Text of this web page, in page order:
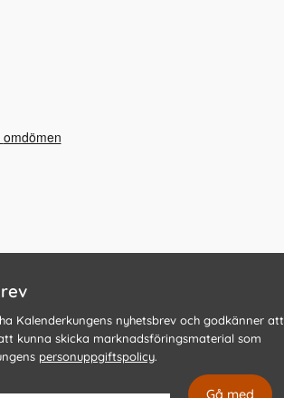
Kalenderkungens nyhetsbrev och godkänner att
kunna skicka marknadsföringsmaterial som
personuppgiftspolicy.